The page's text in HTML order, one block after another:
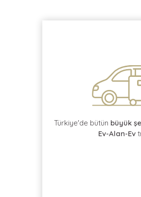
Türkiye'de bütün büyük
Ev-Alan-Ev